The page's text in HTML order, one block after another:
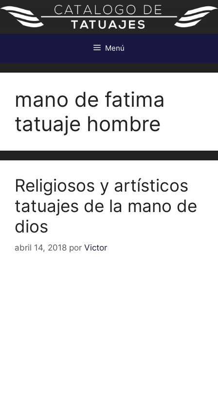
Saltar
contenido
Menú
mano de fatima
tatuaje hombre
Religiosos y artísticos
tatuajes de la mano de
dios
abril 14, 2018 por Victor